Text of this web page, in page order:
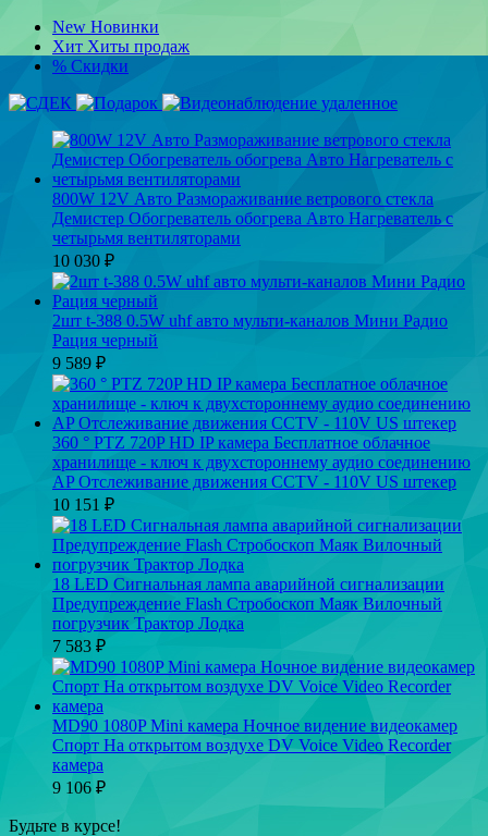
New Новинки
Хит Хиты продаж
% Скидки
800W 12V Авто Размораживание ветрового стекла
Демистер Обогреватель обогрева Авто Нагреватель с
четырьмя вентиляторами
10 030 ₽
2шт t-388 0.5W uhf авто мульти-каналов Мини Радио
Рация черный
9 589 ₽
360 ° PTZ 720P HD IP камера Бесплатное облачное
хранилище - ключ к двухстороннему аудио соединению
AP Отслеживание движения CCTV - 110V US штекер
10 151 ₽
18 LED Сигнальная лампа аварийной сигнализации
Предупреждение Flash Стробоскоп Маяк Вилочный
погрузчик Трактор Лодка
7 583 ₽
MD90 1080P Mini камера Ночное видение видеокамер
Спорт На открытом воздухе DV Voice Video Recorder
камера
9 106 ₽
Будьте в курсе!